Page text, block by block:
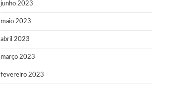
junho 2023
maio 2023
abril 2023
março 2023
fevereiro 2023